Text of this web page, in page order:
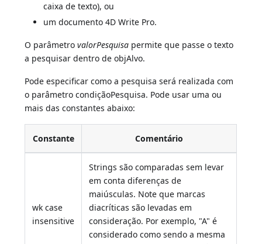
caixa de texto), ou
um documento 4D Write Pro.
O parâmetrovalorPesquisa permite que passe o texto
a pesquisar dentro de objAlvo.
Pode especificar como a pesquisa será realizada com
o parâmetro condiçãoPesquisa. Pode usar uma ou
mais das constantes abaixo:
Constante Comentário
wk case
insensitive
Strings são comparadas sem levar
em conta diferenças de
maiúsculas. Note que marcas
diacríticas são levadas em
consideração. Por exemplo, "A" é
considerado como sendo a mesma